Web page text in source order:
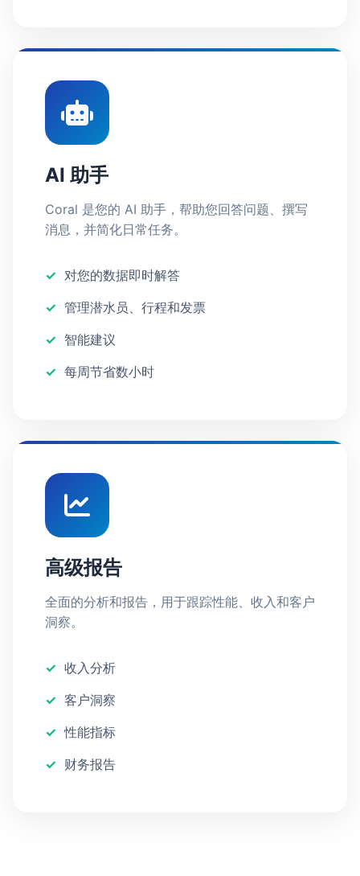
AI 助手
Coral 是您的 AI 助手，帮助您回答问题、撰写
消息，并简化日常任务。
对您的数据即时解答
管理潜水员、行程和发票
智能建议
每周节省数小时
高级报告
全面的分析和报告，用于跟踪性能、收入和客户
洞察。
收入分析
客户洞察
性能指标
财务报告